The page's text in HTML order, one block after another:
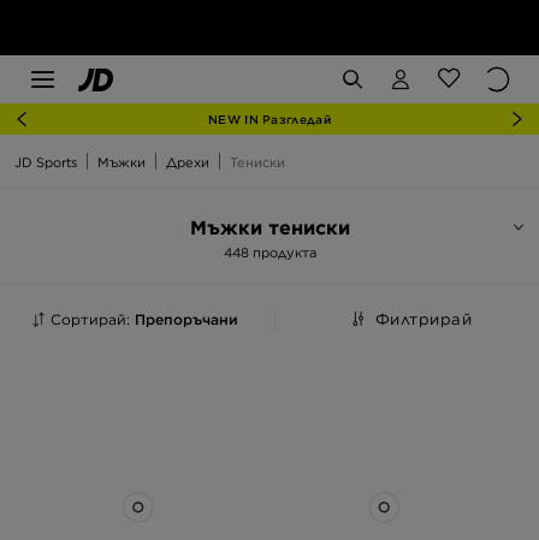
NEW IN Разгледай
JD Sports Мъжки Дрехи Тениски
Мъжки тениски
448 продукта
Сортирай: Препоръчани Филтрирай